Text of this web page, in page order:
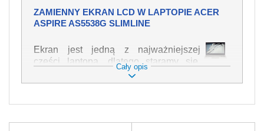
ZAMIENNY EKRAN LCD W LAPTOPIE ACER
ASPIRE AS5538G SLIMLINE
Ekran jest jedną z najważniejszej
części laptopa, dlatego staramy się,
żeby był jak najwyższej jakości. Służy
on do wyświetlania tekstu lub obrazu w
z nim z jak największą ostrożnością. Do
Cały opis